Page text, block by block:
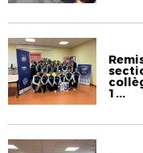
1...